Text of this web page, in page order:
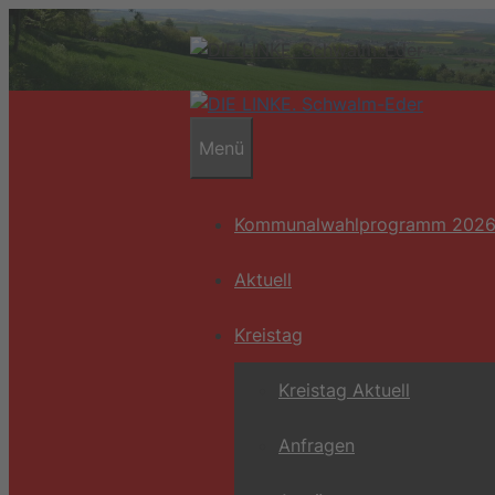
Zum
Inhalt
Menü
Kommunalwahlprogramm 2026
Aktuell
Kreistag
Kreistag Aktuell
Anfragen